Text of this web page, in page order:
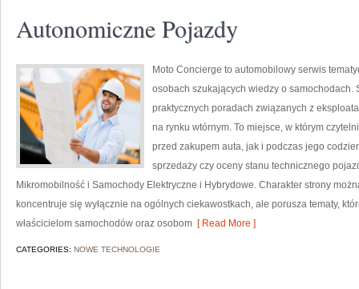
Autonomiczne Pojazdy
Moto Concierge to automobilowy serwis
osobach szukających wiedzy o samochodach.
praktycznych poradach związanych z
na rynku wtórnym. To miejsce, w którym
przed zakupem auta, jak i podczas jego
sprzedaży czy oceny stanu technicznego
Mikromobilność i Samochody Elektryczne i Hybrydowe. Charakter strony
koncentruje się wyłącznie na ogólnych ciekawostkach, ale porusza tematy,
właścicielom samochodów oraz osobom [ Read More ]
CATEGORIES: NOWE TECHNOLOGIE